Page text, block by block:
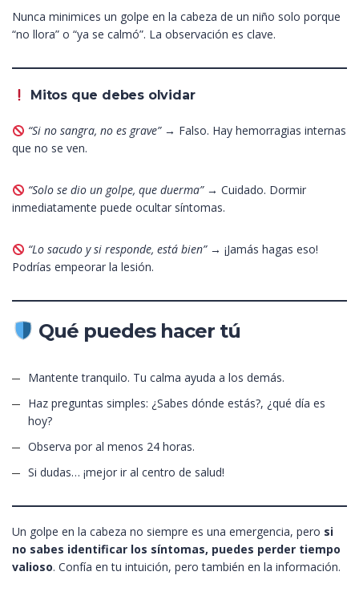
Nunca minimices un golpe en la cabeza de un niño solo porque
“no llora” o “ya se calmó”. La observación es clave.
Mitos que debes olvidar
“Si no sangra, no es grave”→ Falso. Hay hemorragias internas
que no se ven.
“Solo se dio un golpe, que duerma”→ Cuidado. Dormir
inmediatamente puede ocultar síntomas.
“Lo sacudo y si responde, está bien”→ ¡Jamás hagas eso!
Podrías empeorar la lesión.
Qué puedes hacer tú
Mantente tranquilo. Tu calma ayuda a los demás.
Haz preguntas simples: ¿Sabes dónde estás?, ¿qué día es
hoy?
Observa por al menos 24 horas.
Si dudas… ¡mejor ir al centro de salud!
Un golpe en la cabeza no siempre es una emergencia, pero si
no sabes identificar los síntomas, puedes perder tiempo
valioso. Confía en tu intuición, pero también en la información.